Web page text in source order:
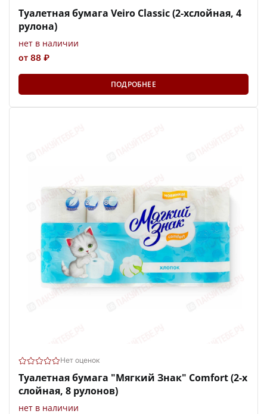
Туалетная бумага Veiro Classic (2-хслойная, 4
рулона)
нет в наличии
от 88 ₽
ПОДРОБНЕЕ
Нет оценок
Туалетная бумага "Мягкий Знак" Comfort (2-х
слойная, 8 рулонов)
нет в наличии